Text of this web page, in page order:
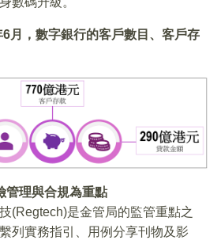
6月，數字銀行的客戶數目、客戶存
管理與合規為重點
(Regtech)是金管局的監管重點之
列實務指引、用例分享刊物及影